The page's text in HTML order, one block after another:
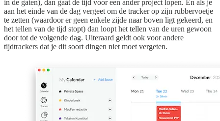
in de gaten), dan gaat de tijd voor een ander project lopen. En als je
aan het einde van de dag vergeet om de tracker op zijn rubbervoetje
te zetten (waardoor er geen enkele zijde naar boven ligt gekeerd, en
het tellen van de tijd stopt) dan loopt het tellen van de uren gewoon
door tot de volgende dag. Uiteraard geldt ook voor andere
tijdtrackers dat je dit soort dingen niet moet vergeten.